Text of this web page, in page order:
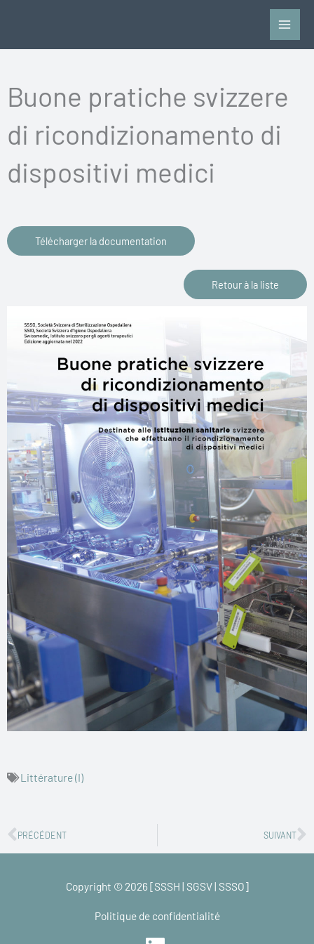
Buone pratiche svizzere
di ricondizionamento di
dispositivi medici
Télécharger la documentation
Retour à la liste
Littérature (I)
Précédent
PRÉCÉDENT SUIVANT
Copyright © 2026 [SSSH | SGSV | SSSO]
Politique de confidentialité